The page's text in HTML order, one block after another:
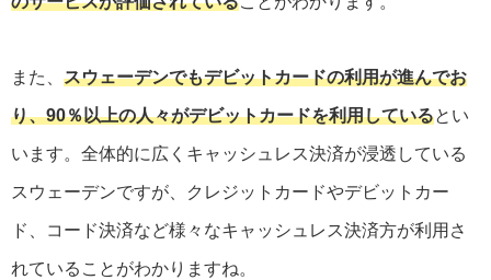
また、 スウェーデンでもデビットカードの利用が進んでお
り、90％以上の人々がデビットカードを利用しているとい
います。全体的に広くキャッシュレス決済が浸透している
スウェーデンですが、クレジットカードやデビットカー
ド、コード決済など様々なキャッシュレス決済方が利用さ
れていることがわかりますね。